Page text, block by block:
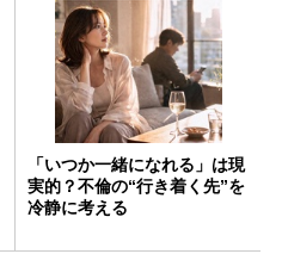
「いつか一緒になれる」は現
実的？不倫の“行き着く先”を
冷静に考える